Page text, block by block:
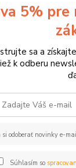
5% pre
sa a
k odberu
si odoberať novinky e-
Súhlasím so